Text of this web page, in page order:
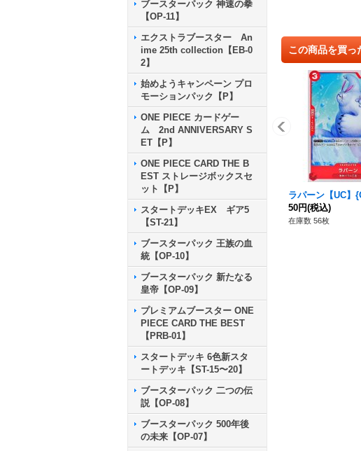
ブースターパック 神速の拳
【OP-11】
エクストラブースター An
ime 25th collection【EB-0
2】
始めようキャンペーン プロ
モーションパック【P】
ONE PIECE カードゲー
ム 2nd ANNIVERSARY S
ET【P】
ONE PIECE CARD THE B
EST ストレージボックスセ
ット【P】
スタートデッキEX ギア5
【ST-21】
ブースターパック 王族の血
統【OP-10】
ブースターパック 新たなる
皇帝【OP-09】
プレミアムブースター ONE
PIECE CARD THE BEST
【PRB-01】
スタートデッキ 6色新スタ
ートデッキ【ST-15〜20】
ブースターパック 二つの伝
説【OP-08】
ブースターパック 500年後
の未来【OP-07】
この商品を買っ
ラパーン【UC】
50円(税込)
在庫数 56枚